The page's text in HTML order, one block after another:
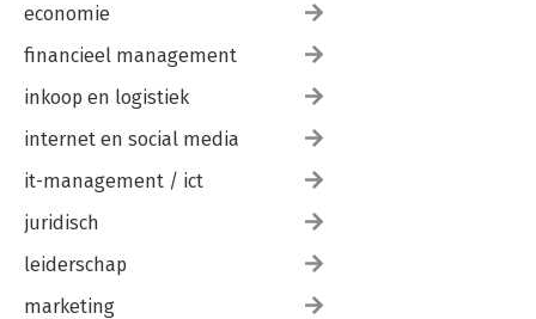
economie
financieel management
inkoop en logistiek
internet en social media
it-management / ict
juridisch
leiderschap
marketing